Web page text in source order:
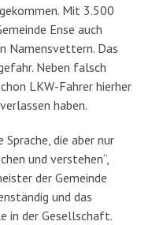
Mit 3.500
Ense auch
Namensvettern. Das
Neben falsch
LKW-Fahrer hierher
haben.
die aber nur
und verstehen“,
der Gemeinde
und das
in der Gesellschaft.